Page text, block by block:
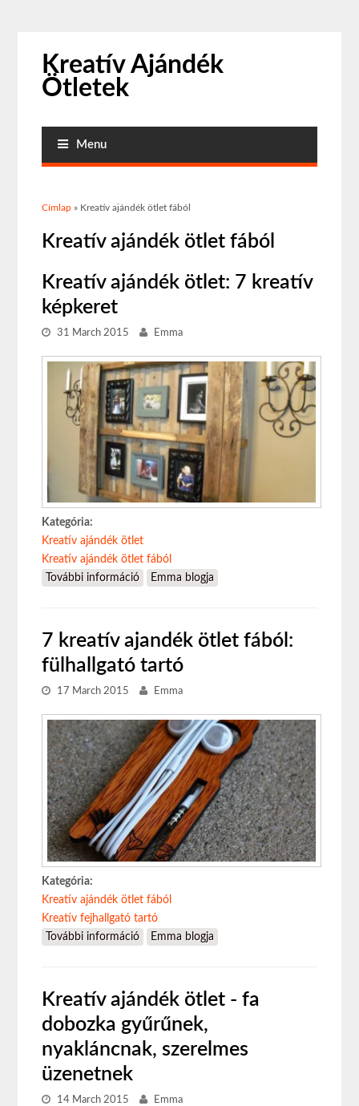
Kreatív Ajándék
Ötletek
Menu
Jelenlegi hely
Címlap » Kreatív ajándék ötlet fából
Kreatív ajándék ötlet fából
Kreatív ajándék ötlet: 7 kreatív
képkeret
31 March 2015 Emma
Kategória:
Kreatív ajándék ötlet
Kreatív ajándék ötlet fából
További információ Kreatív ajándék ötlet: 7 kreatív képkeret
Emma blogja
7 kreatív ajandék ötlet fából:
fülhallgató tartó
17 March 2015 Emma
Kategória:
Kreatív ajándék ötlet fából
Kreatív fejhallgató tartó
További információ 7 kreatív ajandék ötlet fából: fülhallgató
Emma blogja
Kreatív ajándék ötlet - fa
dobozka gyűrűnek,
nyakláncnak, szerelmes
üzenetnek
14 March 2015 Emma